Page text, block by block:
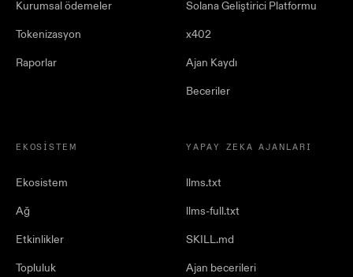
Kurumsal ödemeler
Tokenizasyon
Raporlar
Solana Geliştirici Platformu
x402
Ajan Kaydı
Beceriler
EKOSISTEM
Ekosistem
Ağ
Etkinlikler
Topluluk
YAPAY ZEKA AJANLARI
llms.txt
llms-full.txt
SKILL.md
Ajan becerileri